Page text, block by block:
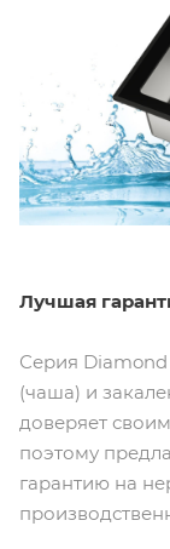
Лучшая
Серия
(чаша) и
доверяет
поэтому
гарантию на